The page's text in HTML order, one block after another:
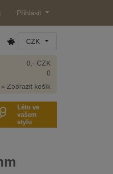
Přihlásit
CZK
0,- CZK
0
» Zobrazit košík
Léto ve
vašem
stylu